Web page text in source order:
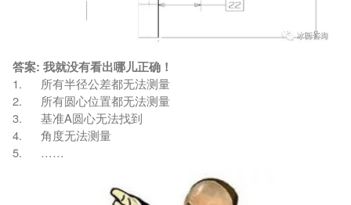
答案: 我就没有看出哪儿正确！
1. 所有半径公差都无法测量
2. 所有圆心位置都无法测量
3. 基准A圆心无法找到
4. 角度无法测量
5. ……